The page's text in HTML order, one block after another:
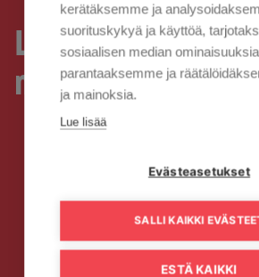
Luovumme
maksuvälineenä.
kerätäksemme ja
suorituskykyä ja käyttöä,
sosiaalisen median
parantaaksemme ja
ja mainoksia.
Lue lisää
Evästeasetukset
SALLI KAIKKI
ESTÄ KAIKKI